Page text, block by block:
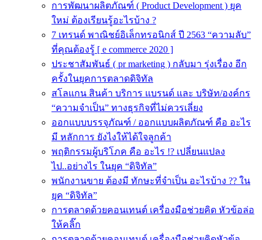
การพัฒนาผลิตภัณฑ์ ( Product Development ) ยุค
ใหม่ ต้องเรียนรู้อะไรบ้าง ?
7 เทรนด์ พาณิชย์อิเล็กทรอนิกส์ ปี 2563 “ความลับ”
ที่คุณต้องรู้ [ e commerce 2020 ]
ประชาสัมพันธ์ ( pr marketing ) กลับมา รุ่งเรื่อง อีก
ครั้งในยุคการตลาดดิจิทัล
สโลแกน สินค้า บริการ แบรนด์ และ บริษัท/องค์กร
“ความจำเป็น” ทางธุรกิจที่ไม่ควรเลี่ยง
ออกแบบบรรจุภัณฑ์ / ออกแบบผลิตภัณฑ์ คือ อะไร
มี หลักการ ยังไงให้ได้ใจลูกค้า
พฤติกรรมผู้บริโภค คือ อะไร !? เปลี่ยนแปลง
ไป..อย่างไร ในยุค “ดิจิทัล”
พนักงานขาย ต้องมี ทักษะที่จำเป็น อะไรบ้าง ?? ใน
ยุค “ดิจิทัล”
การตลาดด้วยคอนเทนต์ เครื่องมือช่วยคิด หัวข้อล่อ
ให้คลิ๊ก